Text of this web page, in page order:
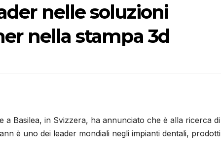
nelle soluzioni
nella stampa 3d
a Basilea, in Svizzera, ha annunciato che è alla ricerca di
è uno dei leader mondiali negli impianti dentali, prodotti